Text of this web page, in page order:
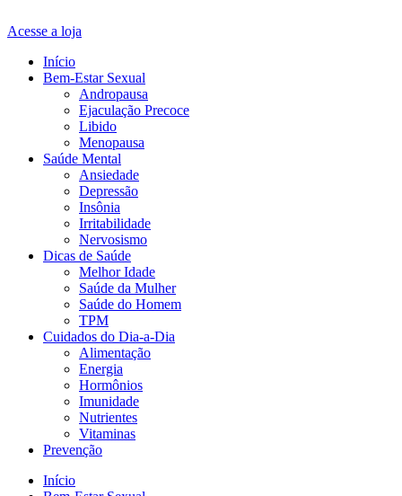
Acesse a loja
Início
Bem-Estar Sexual
Andropausa
Ejaculação Precoce
Libido
Menopausa
Saúde Mental
Ansiedade
Depressão
Insônia
Irritabilidade
Nervosismo
Dicas de Saúde
Melhor Idade
Saúde da Mulher
Saúde do Homem
TPM
Cuidados do Dia-a-Dia
Alimentação
Energia
Hormônios
Imunidade
Nutrientes
Vitaminas
Prevenção
Início